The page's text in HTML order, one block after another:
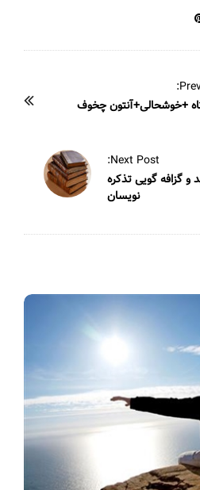
+خوشحالی+آنتون چخوف
Next Post:
و گزافه گویی تذکره
نویسان